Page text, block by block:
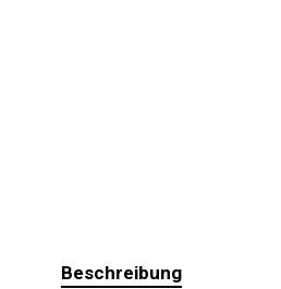
Beschreibung